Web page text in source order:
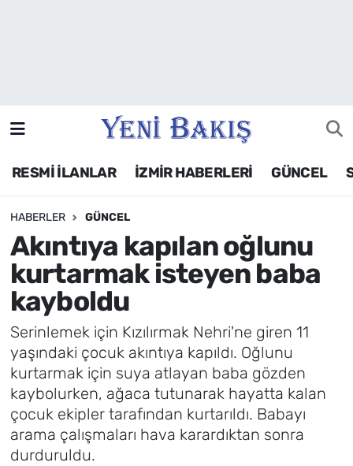
RESMİ İLANLAR İZMİR HABERLERİ GÜNCEL
HABERLER GÜNCEL
Akıntıya kapılan oğlunu
kurtarmak isteyen baba
kayboldu
Serinlemek için Kızılırmak Nehri'ne giren 11
yaşındaki çocuk akıntıya kapıldı. Oğlunu
kurtarmak için suya atlayan baba gözden
kaybolurken, ağaca tutunarak hayatta kalan
çocuk ekipler tarafından kurtarıldı. Babayı
arama çalışmaları hava karardıktan sonra
durduruldu.
Siyaset
Asayiş / Polis-Adliye
Spor
Magazin
Foto Galeri
Künye
İletişim